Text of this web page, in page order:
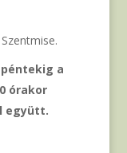
a
órakor
együtt.